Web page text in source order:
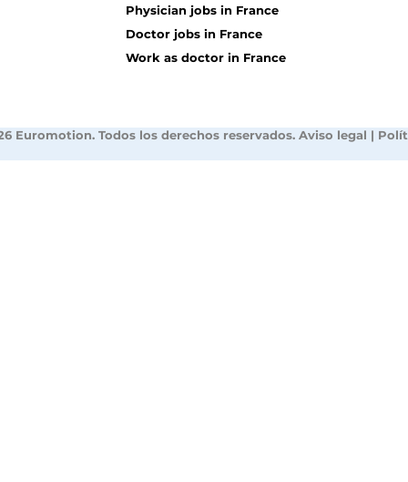
Physician jobs in France
Doctor jobs in France
Work as doctor in France
Euromotion. Todos los derechos reservados. Aviso legal |